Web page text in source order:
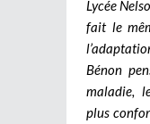
Lycée
fait le
Bénon
maladie,
plus